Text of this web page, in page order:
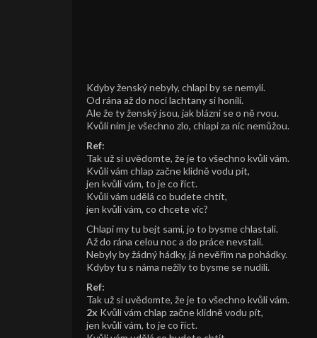
Kdyby ženský nebyly, chlapi by se nemyli.
Od rána až do noci lachtany si honili.
Ale že ty ženský jsou, jak blázni se o ně rvou.
Kvůli nim je všechno zlo, chlapi za nic nemůžou.
Ref:
Tak už si uvědomte, že je to všechno kvůli vám.
Kvůli vám chlap začne klidně vodu pít,
jen kvůli vám, to je co říct.
Kvůli vám udělá co budete chtít,
jen kvůli vám, co chcete víc?
Chlapi my tu bejt sami, jo to bysme chlastali.
Až do rána celou noc a do práce nevstali.
Nebyly by žádný hádky, já nevěřim na pohádky.
Kdyby tu s náma nežily to bysme se nudili.
Ref:
Tak už si uvědomte, že je to všechno kvůli vám.
2x Kvůli vám chlap začne klidně vodu pít,
jen kvůli vám, to je co říct.